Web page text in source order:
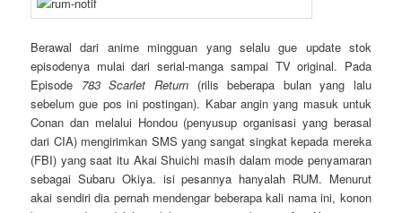
Berawal dari anime mingguan yang selalu gue update stok
episodenya mulai dari serial-manga sampai TV original. Pada
Episode 783 Scarlet Return(rilis beberapa bulan yang lalu
sebelum gue pos ini postingan). Kabar angin yang masuk untuk
Conan dan melalui Hondou (penyusup organisasi yang berasal
dari CIA) mengirimkan SMS yang sangat singkat kepada mereka
(FBI) yang saat itu Akai Shuichi masih dalam mode penyamaran
sebagai Subaru Okiya. isi pesannya hanyalah RUM. Menurut
akai sendiri dia pernah mendengar beberapa kali nama ini, konon